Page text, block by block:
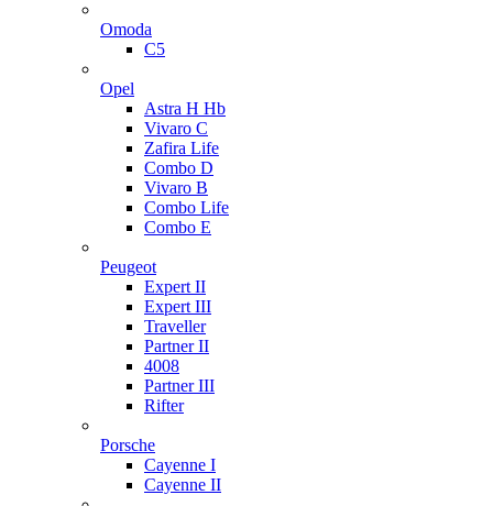
Omoda
C5
Opel
Astra H Hb
Vivaro C
Zafira Life
Combo D
Vivaro B
Combo Life
Combo E
Peugeot
Expert II
Expert III
Traveller
Partner II
4008
Partner III
Rifter
Porsche
Cayenne I
Cayenne II